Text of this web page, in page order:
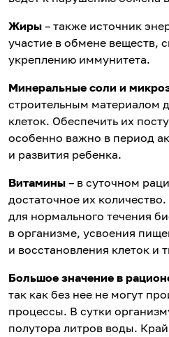
Жиры – также источник
участие в обмене веществ,
укреплению иммунитета.
Минеральные соли и
строительным материалом
клеток. Обеспечить их
особенно важно в период
и развития ребенка.
Витамины – в суточном
достаточное их
для нормального течения
в организме, усвоения
и восстановления клеток и
Большое значение в
так как без нее не могут
процессы. В сутки
полутора литров воды.